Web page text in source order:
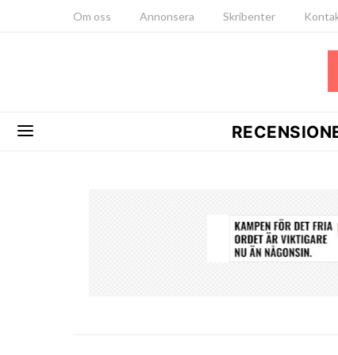
Om oss Annonsera Skribenter